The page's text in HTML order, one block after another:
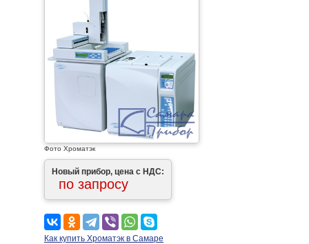
Фото Хроматэк
Новый прибор, цена с НДС:
по запросу
Как купить Хроматэк в Самаре